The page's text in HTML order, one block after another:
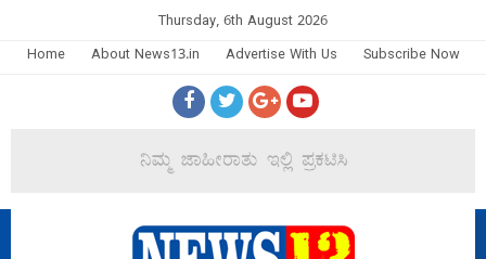
Thursday, 6th August 2026
Home
About News13.in Advertise With Us Subscribe Now